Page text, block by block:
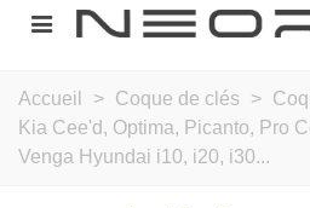
Accueil > Coque de clés >
Kia Cee'd, Optima, Picanto, Pro
Venga Hyundai i10, i20, i30...